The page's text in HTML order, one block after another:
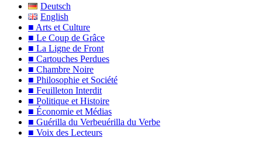
Deutsch
English
■ Arts et Culture
■ Le Coup de Grâce
■ La Ligne de Front
■ Cartouches Perdues
■ Chambre Noire
■ Philosophie et Société
■ Feuilleton Interdit
■ Politique et Histoire
■ Économie et Médias
■ Guérilla du Verbeuérilla du Verbe
■ Voix des Lecteurs